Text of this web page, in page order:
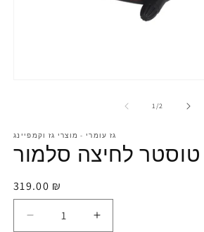
1/2
גז עומרי - מוצרי גז וקמפיינג
טוסטר לחיצה סלמור
319.00 ₪